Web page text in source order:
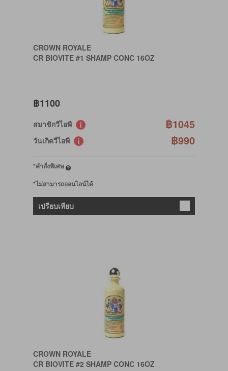
CROWN ROYALE
CR BIOVITE #1 SHAMP CONC 16OZ
฿1100
สมาชิกวีไอพี ฿1045
วันเกิดวีไอพี ฿990
*คำสั่งพิเศษ
*ไม่สามารถออนไลน์ได้
เปรียบเทียบ
CROWN ROYALE
CR BIOVITE #2 SHAMP CONC 16OZ